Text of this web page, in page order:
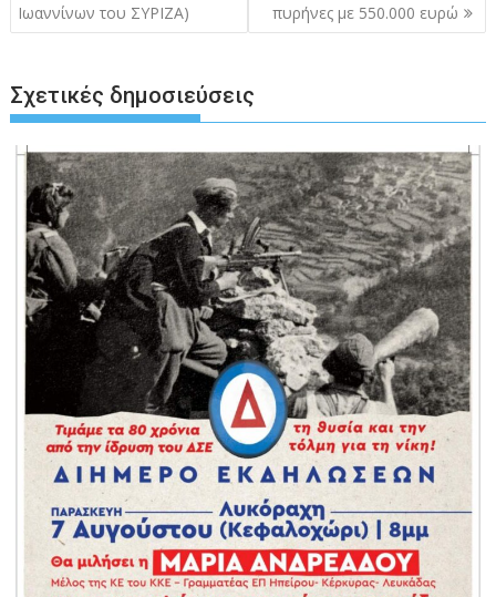
Ιωαννίνων του ΣΥΡΙΖΑ)
πυρήνες με 550.000 ευρώ
Σχετικές δημοσιεύσεις